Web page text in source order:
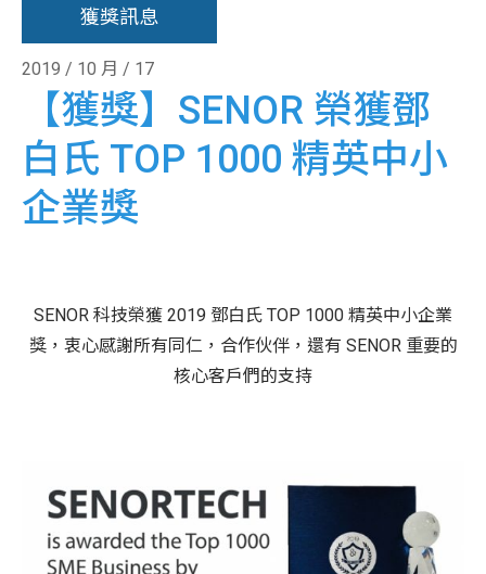
獲獎訊息
2019 / 10 月 / 17
【獲獎】SENOR 榮獲鄧
白氏 TOP 1000 精英中小
企業獎
SENOR 科技榮獲 2019 鄧白氏 TOP 1000 精英中小企業
獎，衷心感謝所有同仁，合作伙伴，還有 SENOR 重要的
核心客戶們的支持